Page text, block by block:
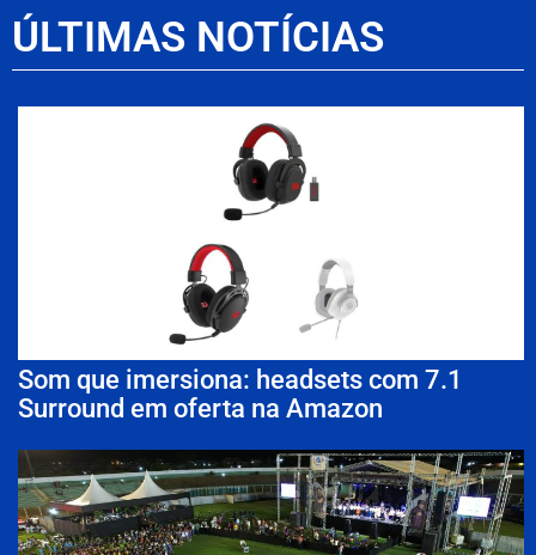
ÚLTIMAS NOTÍCIAS
Som que imersiona: headsets com 7.1
Surround em oferta na Amazon